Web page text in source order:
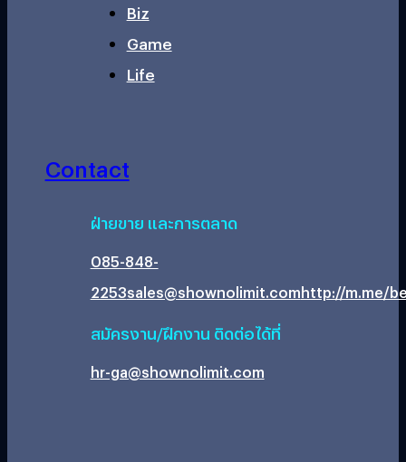
Biz
Game
Life
Contact
ฝ่ายขาย และการตลาด
085-848-
2253sales@shownolimit.comhttp://m.me/
สมัครงาน/ฝึกงาน ติดต่อได้ที่
hr-ga@shownolimit.com